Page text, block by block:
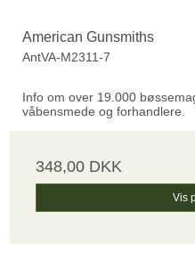
American Gunsmiths
AntVA-M2311-7
Info om over 19.000
våbensmede og forhandlere.
348,00 DKK
Vis